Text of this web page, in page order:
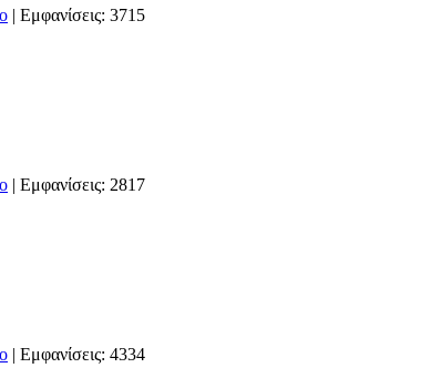
| Εμφανίσεις: 3715
| Εμφανίσεις: 2817
| Εμφανίσεις: 4334